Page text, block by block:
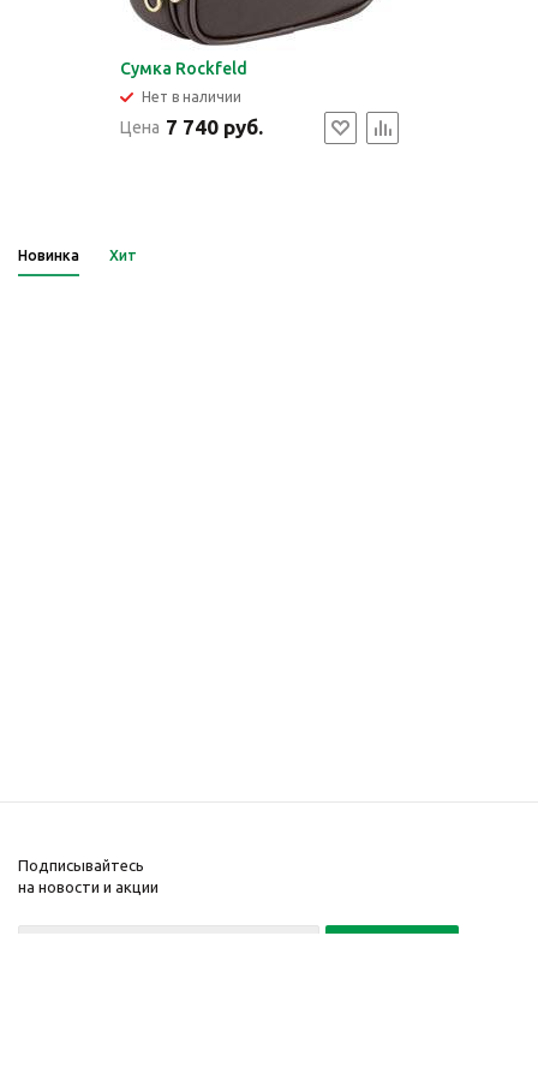
Сумка Rockfeld
Нет в наличии
Цена 7 740 руб.
Новинка Хит
Подписывайтесь
на новости и акции